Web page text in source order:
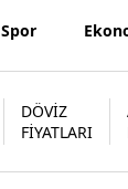
Spor
DÖVİZ
FİYATLARI